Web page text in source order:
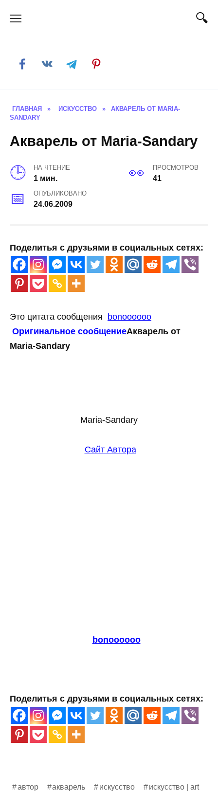
ГЛАВНАЯ » ИСКУССТВО »
АКВАРЕЛЬ ОТ MARIA-
SANDARY
Акварель от Maria-Sandary
НА ЧТЕНИЕ
1 мин.
ПРОСМОТРОВ
41
ОПУБЛИКОВАНО
24.06.2009
Поделитья с друзьями в социальных сетях:
Это цитата сообщения
bonoooooo
Оригинальное сообщениеАкварель от
Maria-Sandary
Maria-Sandary
Сайт Автора
bonoooooo
Поделитья с друзьями в социальных сетях:
автор акварель искусство искусство | art